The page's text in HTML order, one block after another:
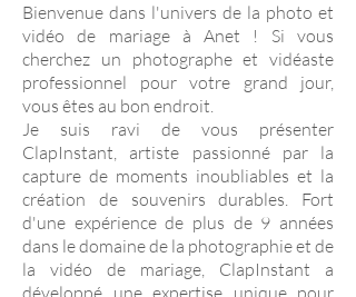
Bienvenue dans l'univers de la photo et
vidéo de mariage à Anet ! Si vous
cherchez un photographe et vidéaste
professionnel pour votre grand jour,
vous êtes au bon endroit.
Je suis ravi de vous présenter
ClapInstant, artiste passionné par la
capture de moments inoubliables et la
création de souvenirs durables. Fort
d'une expérience de plus de 9 années
dans le domaine de la photographie et de
la vidéo de mariage, ClapInstant a
développé une expertise unique pour